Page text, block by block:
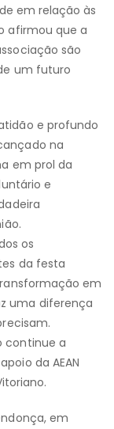
em relação às
afirmou que a
são
um futuro
e profundo
na
em prol da
e
os
da festa
em
uma diferença
continue a
da AEAN
em